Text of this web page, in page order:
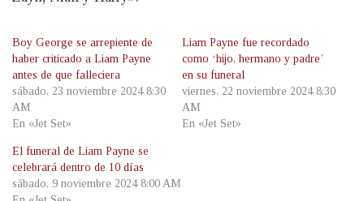
Boy George se arrepiente de
haber criticado a Liam Payne
antes de que falleciera
sábado, 23 noviembre 2024 8:30
AM
En «Jet Set»
Liam Payne fue recordado
como ‘hijo, hermano y padre’
en su funeral
viernes, 22 noviembre 2024 8:30
AM
En «Jet Set»
El funeral de Liam Payne se
celebrará dentro de 10 días
sábado, 9 noviembre 2024 8:00 AM